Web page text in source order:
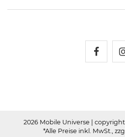
2026 Mobile Universe |
*Alle Preise inkl. MwSt.,